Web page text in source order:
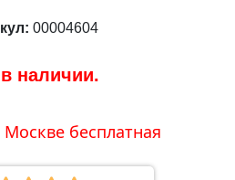
00004604
наличии.
бесплатная